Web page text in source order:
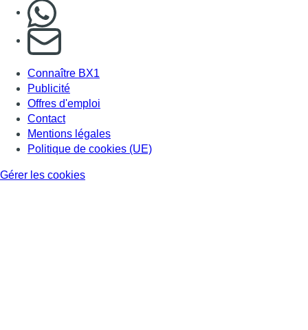
S'abonner à notre newsletter
Connaître BX1
Publicité
Offres d'emploi
Contact
Mentions légales
Politique de cookies (UE)
Gérer les cookies